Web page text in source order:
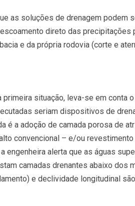
as soluções de drenagem podem
direto das
e da própria rodovia (corte e
primeira situação, leva-se em conta
seriam dispositivos de
é a adoção de camada porosa de
convencional – e/ou
engenheira alerta que as águas
camadas drenantes abaixo dos
e declividade longitudinal